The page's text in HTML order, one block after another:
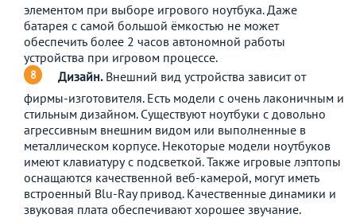
элементом при выборе игрового ноутбука. Даже
батарея с самой большой ёмкостью не может
обеспечить более 2 часов автономной работы
устройства при игровом процессе.
Дизайн.Внешний вид устройства зависит от
фирмы-изготовителя. Есть модели с очень лаконичным и
стильным дизайном. Существуют ноутбуки с довольно
агрессивным внешним видом или выполненные в
металлическом корпусе. Некоторые модели ноутбуков
имеют клавиатуру с подсветкой. Также игровые лэптопы
оснащаются качественной веб-камерой, могут иметь
встроенный Blu-Ray привод. Качественные динамики и
звуковая плата обеспечивают хорошее звучание.